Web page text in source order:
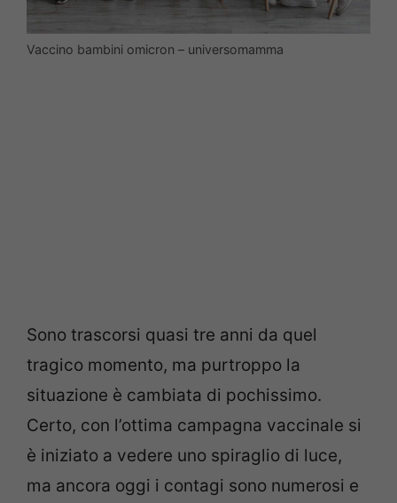
Vaccino bambini omicron – universomamma
Sono trascorsi quasi tre anni da quel
tragico momento, ma purtroppo la
situazione è cambiata di pochissimo.
Certo, con l’ottima campagna vaccinale si
è iniziato a vedere uno spiraglio di luce,
ma ancora oggi i contagi sono numerosi e